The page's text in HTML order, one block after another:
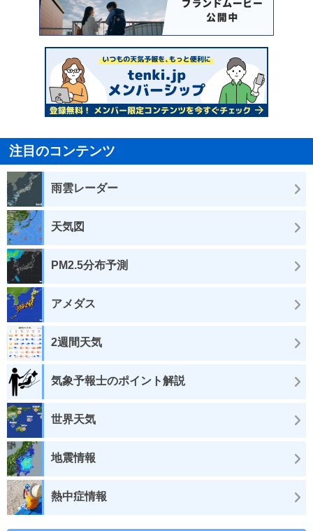
注目のコンテンツ
雨雲レーダー
天気図
PM2.5分布予測
アメダス
2週間天気
気象予報士のポイント解説
世界天気
地震情報
熱中症情報